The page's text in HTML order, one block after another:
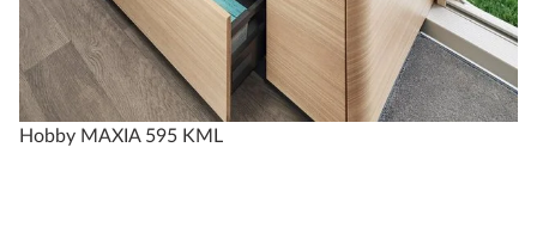
Hobby MAXIA 595 KML